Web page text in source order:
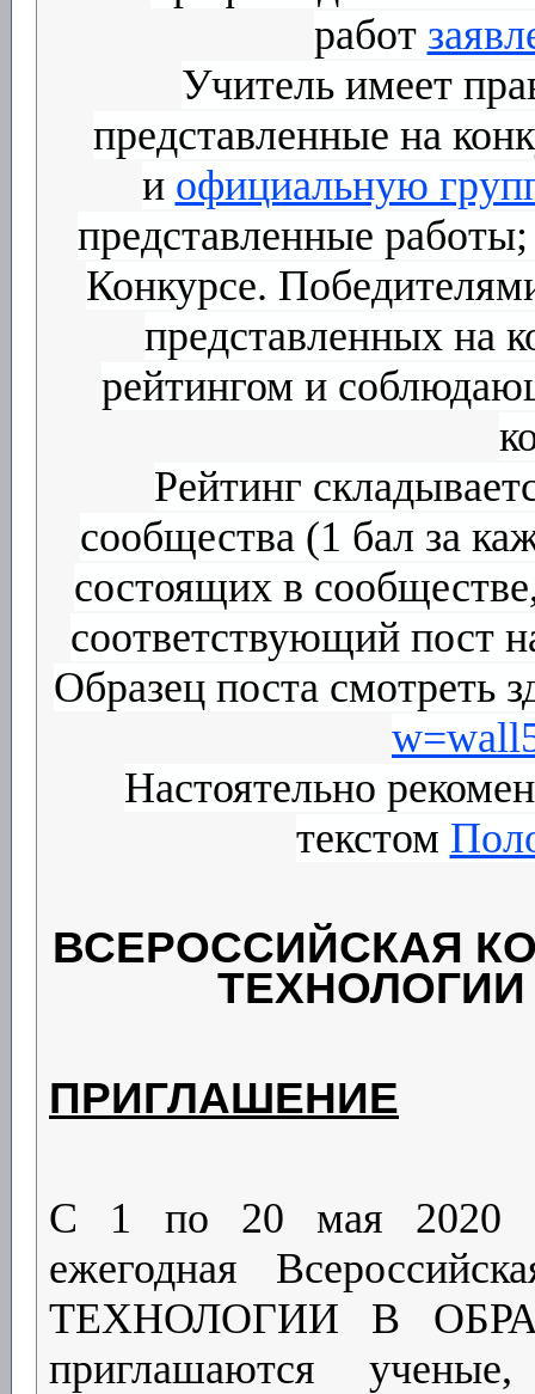
работ
Учитель имеет
представленные на
и официальную
представленные
Конкурсе.
представленных на
рейтингом и
Рейтинг
сообщества (1 бал за
состоящих в
соответствующий пост
Образец поста смотреть
Настоятельно
текстом
ВСЕРОССИЙСКАЯ
ПРИГЛАШЕНИЕ
С 1 по 20 мая 2020
ежегодная
ТЕХНОЛОГИИ В
приглашаются